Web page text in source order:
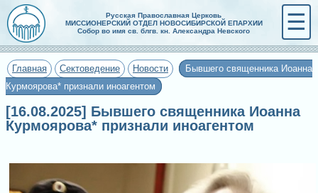
Русская Православная Церковь
МИССИОНЕРСКИЙ ОТДЕЛ НОВОСИБИРСКОЙ ЕПАРХИИ
Собор во имя св. блгв. кн. Александра Невского
☰
Главная Сектоведение Новости
Бывшего священника Иоанна
Курмоярова* признали иноагентом
[16.08.2025] Бывшего священника Иоанна
Курмоярова* признали иноагентом